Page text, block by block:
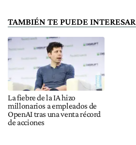
TAMBIÉN TE PUEDE INTERESAR
La fiebre de la IA hizo
millonarios a empleados de
OpenAI tras una venta récord
de acciones